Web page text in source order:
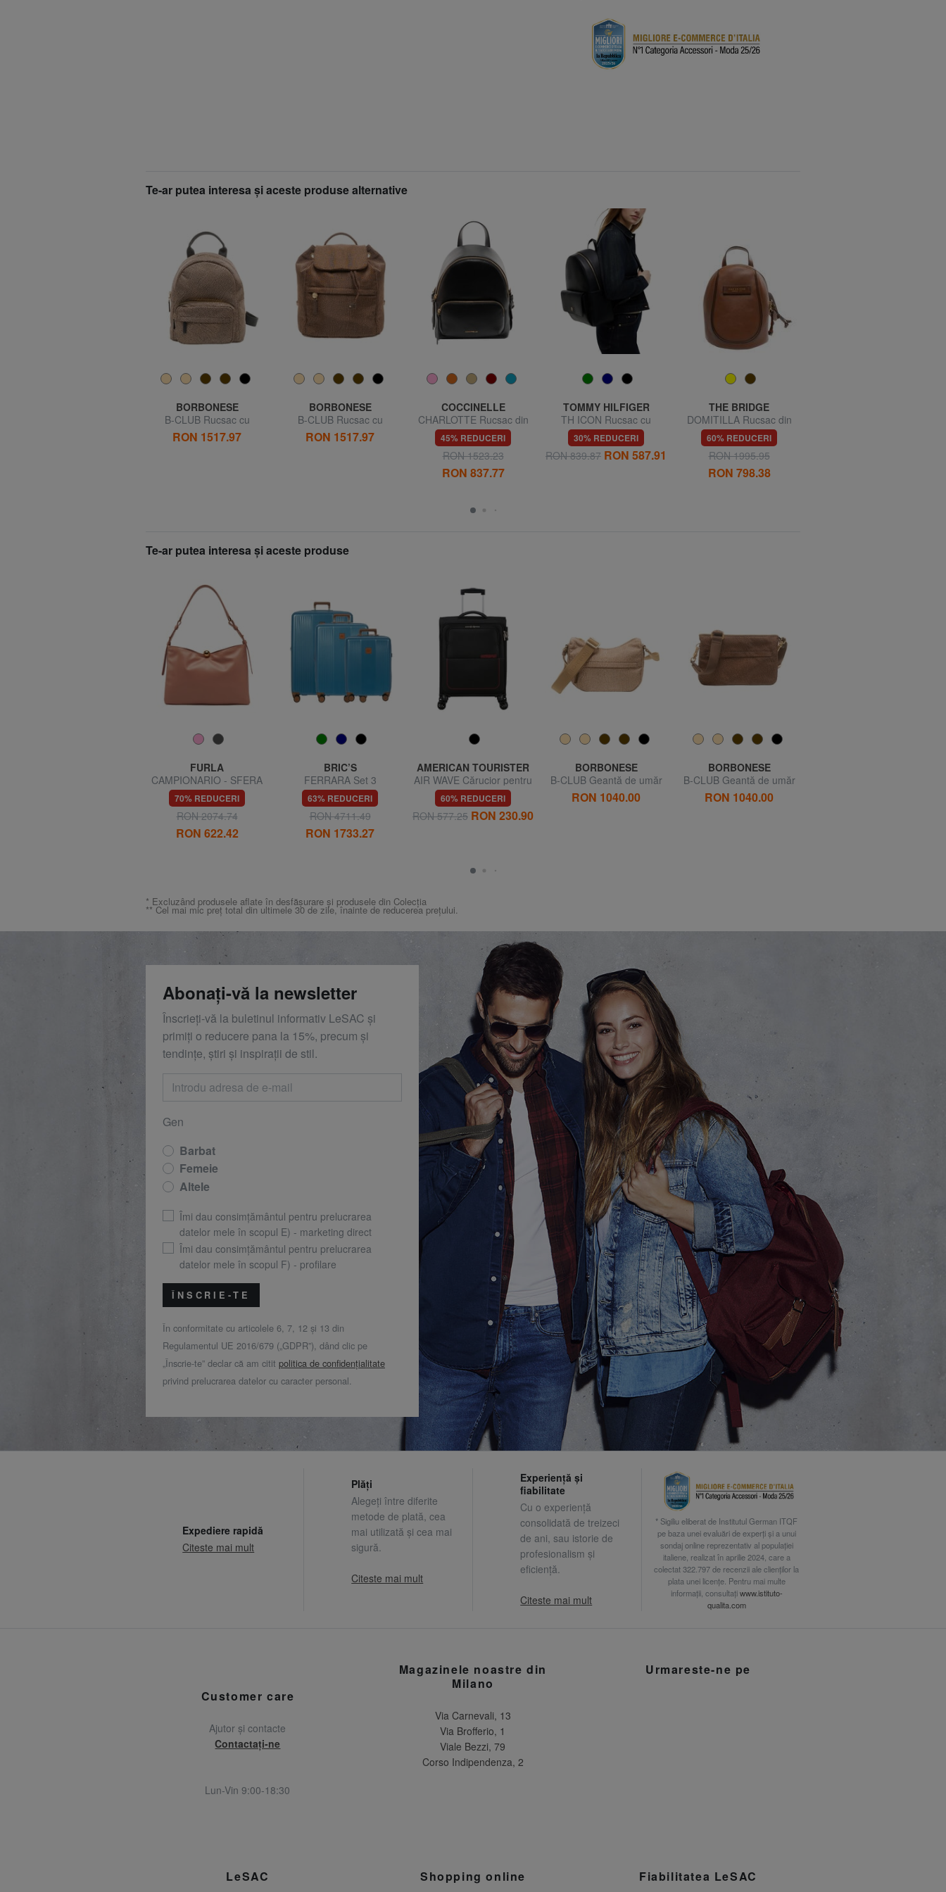
Te-ar putea interesa şi aceste produse alternative
BORBONESE
B-CLUB Rucsac cu
buzunar frontal
RON 1517.97
BORBONESE
B-CLUB Rucsac cu
buzunar frontal
RON 1517.97
COCCINELLE
CHARLOTTE Rucsac din
piele
45% REDUCERI
RON 1523.23
RON 837.77
TOMMY HILFIGER
TH ICON Rucsac cu
buzunar frontal
30% REDUCERI
RON 839.87 RON 587.91
THE BRIDGE
DOMITILLA Rucsac din
piele
60% REDUCERI
RON 1995.95
RON 798.38
Te-ar putea interesa şi aceste produse
FURLA
CAMPIONARIO - SFERA
SOFT Geantă de umăr,
piele, fabricată în Italia
70% REDUCERI
RON 2074.74
RON 622.42
BRIC’S
FERRARA Set 3
carucioare: cabina,
extensibil mediu si mare
63% REDUCERI
RON 4711.49
RON 1733.27
AMERICAN TOURISTER
AIR WAVE Cărucior pentru
bagaje de mână
60% REDUCERI
RON 577.25 RON 230.90
BORBONESE
B-CLUB Geantă de umăr
RON 1040.00
BORBONESE
B-CLUB Geantă de umăr
RON 1040.00
* Excluzând produsele aflate în desfășurare și produsele din Colecția
** Cel mai mic preț total din ultimele 30 de zile, înainte de reducerea prețului.
Abonați-vă la newsletter
Înscrieți-vă la buletinul informativ LeSAC și
primiți o reducere pana la 15%, precum și
tendințe, știri și inspirații de stil.
Gen
Barbat
Femeie
Altele
Îmi dau consimțământul pentru prelucrarea
datelor mele în scopul E) - marketing direct
Îmi dau consimțământul pentru prelucrarea
datelor mele în scopul F) - profilare
ÎNSCRIE-TE
În conformitate cu articolele 6, 7, 12 și 13 din
Regulamentul UE 2016/679 („GDPR”), dând clic pe
„Înscrie-te” declar că am citit politica de confidențialitate
privind prelucrarea datelor cu caracter personal.
Expediere rapidă
Citeste mai mult
Plăți
Alegeți între diferite
metode de plată, cea
mai utilizată și cea mai
sigură.
Citeste mai mult
Experiență și
fiabilitate
Cu o experiență
consolidată de treizeci
de ani, sau istorie de
profesionalism și
eficiență.
Citeste mai mult
* Sigiliu eliberat de Institutul German ITQF
pe baza unei evaluări de experți și a unui
sondaj online reprezentativ al populației
italiene, realizat în aprilie 2024, care a
colectat 322.797 de recenzii ale clienților la
plata unei licențe. Pentru mai multe
informații, consultațiwww.istituto-
qualita.com
Customer care
Ajutor și contacte
Contactați-ne
Lun-Vin 9:00-18:30
Magazinele noastre din
Milano
Via Carnevali, 13
Via Brofferio, 1
Viale Bezzi, 79
Corso Indipendenza, 2
Urmareste-ne pe
LeSAC Shopping online Fiabilitatea LeSAC